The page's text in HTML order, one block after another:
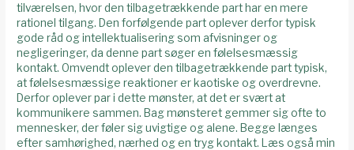
tilværelsen, hvor den tilbagetrækkende part har en mere
rationel tilgang. Den forfølgende part oplever derfor typisk
gode råd og intellektualisering som afvisninger og
negligeringer, da denne part søger en følelsesmæssig
kontakt. Omvendt oplever den tilbagetrækkende part typisk,
at følelsesmæssige reaktioner er kaotiske og overdrevne.
Derfor oplever par i dette mønster, at det er svært at
kommunikere sammen. Bag mønsteret gemmer sig ofte to
mennesker, der føler sig uvigtige og alene. Begge længes
efter samhørighed, nærhed og en tryg kontakt. Læs også min